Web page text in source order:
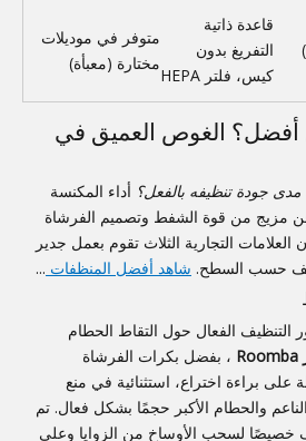
قاعدة ذاتية
التفريغ بدون
كيس، فلتر HEPA
متوفر في موديلات
مختارة (معبأة)
أفضل؟ الغوص العميق في
مدى جودة تنظيفه بالفعل؟ أداء المكنسة
عن مزيج من قوة الشفط وتصميم الفرشاة
التجارية الثلاث تقوم بعمل جدير
حسب السطح. شاهد أفضل المنظفات ...
التنظيف الفعال حول التقاط الحطام
، بفضل بكرات الفرشاة
على براءة اختراع، استثنائية في منع
والحطام الأكبر حجمًا بشكل فعال. تم
لسحب الأوساخ من الزوايا وعلى